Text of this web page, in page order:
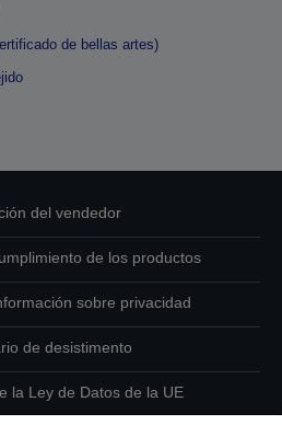
de bellas artes)
del vendedor
de los productos
sobre privacidad
de desistimento
la Ley de Datos de la UE